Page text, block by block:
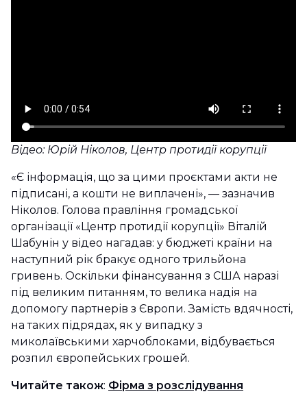
Відео: Юрій Ніколов, Центр протидії корупції
«Є інформація, що за цими проєктами акти не
підписані, а кошти не виплачені», — зазначив
Ніколов. Голова правління громадської
організації «Центр протидії корупції» Віталій
Шабунін у відео нагадав: у бюджеті країни на
наступний рік бракує одного трильйона
гривень. Оскільки фінансування з США наразі
під великим питанням, то велика надія на
допомогу партнерів з Європи. Замість вдячності,
на таких підрядах, як у випадку з
миколаївськими харчоблоками, відбувається
розпил європейських грошей.
Читайте також: Фірма з розслідування